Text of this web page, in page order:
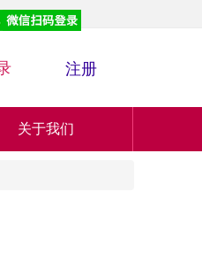
注册
关于我们